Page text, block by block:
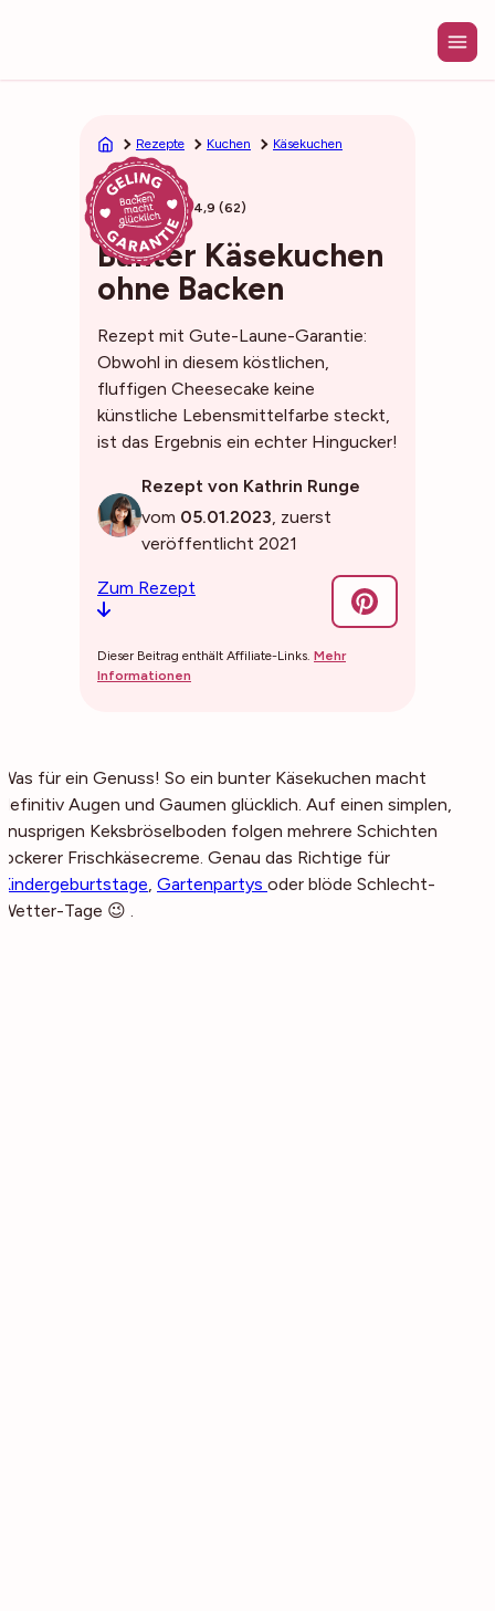
Rezepte Kuchen Käsekuchen
40min 4,9 (62)
Bunter Käsekuchen
ohne Backen
Rezept mit Gute-Laune-Garantie:
Obwohl in diesem köstlichen,
fluffigen Cheesecake keine
künstliche Lebensmittelfarbe steckt,
ist das Ergebnis ein echter Hingucker!
Rezept von Kathrin Runge
vom 05.01.2023, zuerst
veröffentlicht 2021
Zum Rezept
Dieser Beitrag enthält Affiliate-Links. Mehr
Informationen
Was für ein Genuss! So ein bunter Käsekuchen macht
definitiv Augen und Gaumen glücklich. Auf einen simplen,
knusprigen Keksbröselboden folgen mehrere Schichten
lockerer Frischkäsecreme. Genau das Richtige für
Kindergeburtstage, Gartenpartys oder blöde Schlecht-
Wetter-Tage 😉 .